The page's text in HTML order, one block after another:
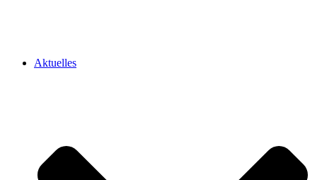
Aktuelles